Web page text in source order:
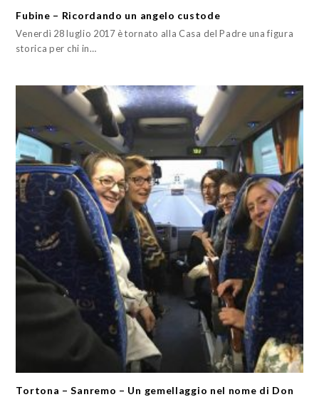
Fubine – Ricordando un angelo custode
Venerdì 28 luglio 2017 è tornato alla Casa del Padre una figura
storica per chi in…
Tortona – Sanremo – Un gemellaggio nel nome di Don